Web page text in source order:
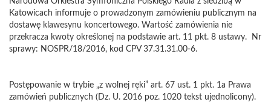
Katowicach informuje o prowadzonym zamówieniu publicznym na
dostawę klawesynu koncertowego. Wartość zamówienia nie
przekracza kwoty określonej na podstawie art. 11 pkt. 8 ustawy. Nr
sprawy: NOSPR/18/2016, kod CPV 37.31.31.00-6.
Postępowanie w trybie „z wolnej ręki” art. 67 ust. 1 pkt. 1a Prawa
zamówień publicznych (Dz. U. 2016 poz. 1020 tekst ujednolicony).